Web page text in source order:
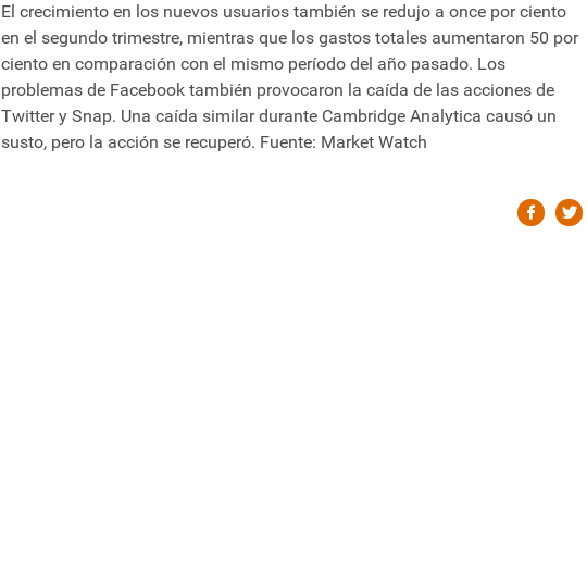
El crecimiento en los nuevos usuarios también se redujo a once por ciento
en el segundo trimestre, mientras que los gastos totales aumentaron 50 por
ciento en comparación con el mismo período del año pasado. Los
problemas de Facebook también provocaron la caída de las acciones de
Twitter y Snap. Una caída similar durante Cambridge Analytica causó un
susto, pero la acción se recuperó. Fuente: Market Watch